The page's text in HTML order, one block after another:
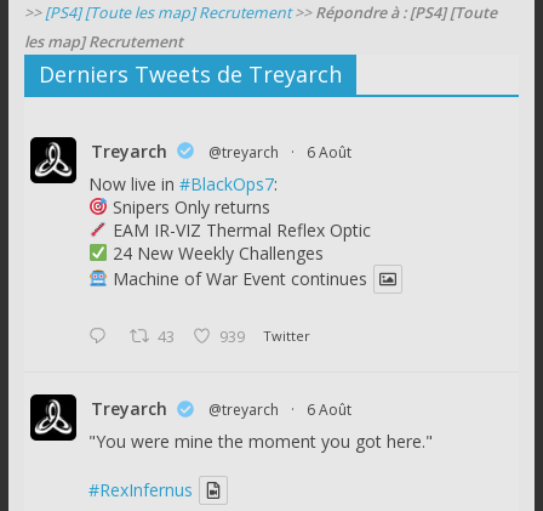
>>[PS4] [Toute les map] Recrutement>>Répondre à : [PS4] [Toute
les map] Recrutement
Derniers Tweets de Treyarch
Treyarch @treyarch · 6 Août
Now live in #BlackOps7:
Snipers Only returns
EAM IR-VIZ Thermal Reflex Optic
24 New Weekly Challenges
Machine of War Event continues
43 939 Twitter
Treyarch @treyarch · 6 Août
"You were mine the moment you got here."
#RexInfernus